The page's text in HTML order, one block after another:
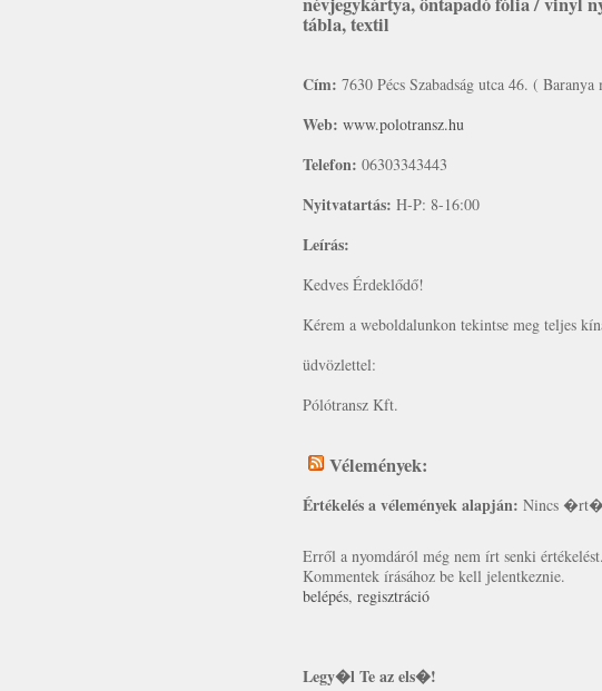
tábla,textil
Cím: 7630 Pécs Szabadság utca 46. ( Baranya
Web: www.polotransz.hu
Telefon: 06303343443
Nyitvatartás: H-P: 8-16:00
Leírás:
Kedves Érdeklődő!
Kérem a weboldalunkon tekintse meg teljes
üdvözlettel:
Pólótransz Kft.
Vélemények:
Értékelés a vélemények alapján: Nincs
Erről a nyomdáról még nem írt senki
Kommentek írásához be kell jelentkeznie.
belépés, regisztráció
Legy�l Te az els�!